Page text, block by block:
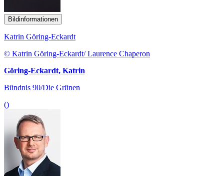
Bildinformationen
Katrin Göring-Eckardt
© Katrin Göring-Eckardt/ Laurence Chaperon
Göring-Eckardt, Katrin
Bündnis 90/Die Grünen
()